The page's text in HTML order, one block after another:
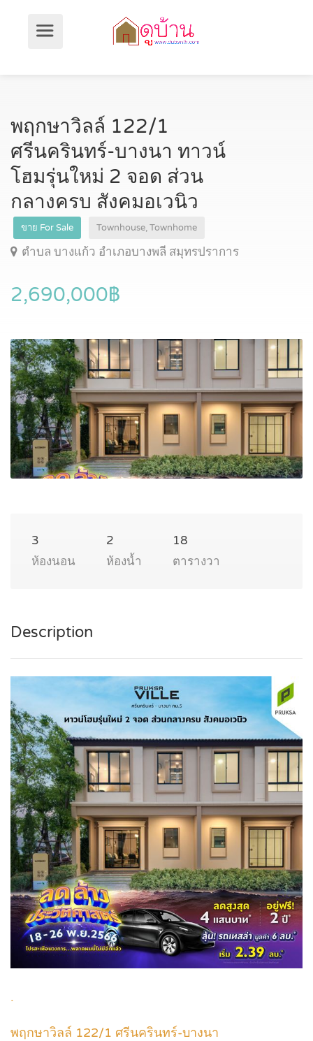
พฤกษาวิลล์ 122/1
ศรีนครินทร์-บางนา ทาวน์
โฮมรุ่นใหม่ 2 จอด ส่วน
กลางครบ สังคมอเวนิว
ขาย For Sale Townhouse, Townhome
ตำบล บางแก้ว อำเภอบางพลี สมุทรปราการ
2,690,000฿
3
ห้องนอน
2
ห้องน้ำ
18
ตารางวา
Description
.
พฤกษาวิลล์ 122/1 ศรีนครินทร์-บางนา